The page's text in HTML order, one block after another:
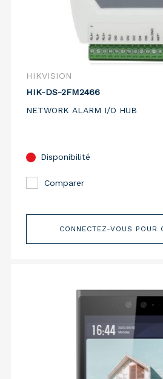
HIKVISION
HIK-DS-2FM2466
NETWORK ALARM I/O HUB
Disponibilité
Comparer
CONNECTEZ-VOUS POUR